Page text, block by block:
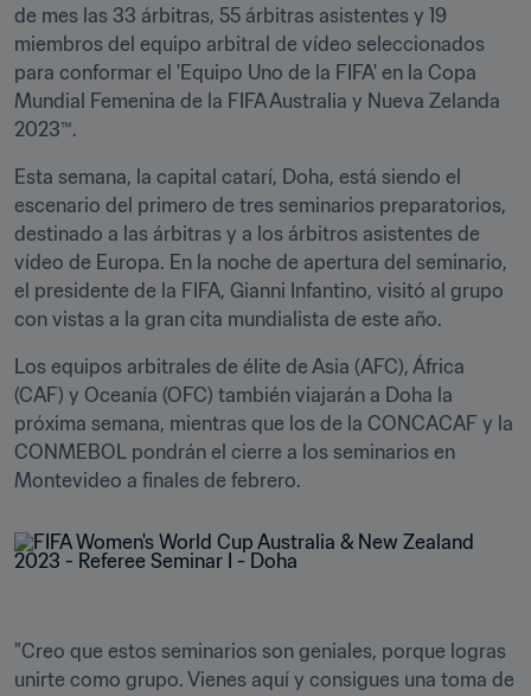
de mes las 33 árbitras, 55 árbitras asistentes y 19
miembros del equipo arbitral de vídeo seleccionados
para conformar el 'Equipo Uno de la FIFA' en la Copa
Mundial Femenina de la FIFA Australia y Nueva Zelanda
2023™.
Esta semana, la capital catarí, Doha, está siendo el
escenario del primero de tres seminarios preparatorios,
destinado a las árbitras y a los árbitros asistentes de
vídeo de Europa. En la noche de apertura del seminario,
el presidente de la FIFA, Gianni Infantino, visitó al grupo
con vistas a la gran cita mundialista de este año.
Los equipos arbitrales de élite de Asia (AFC), África
(CAF) y Oceanía (OFC) también viajarán a Doha la
próxima semana, mientras que los de la CONCACAF y la
CONMEBOL pondrán el cierre a los seminarios en
Montevideo a finales de febrero.
"Creo que estos seminarios son geniales, porque logras
unirte como grupo. Vienes aquí y consigues una toma de